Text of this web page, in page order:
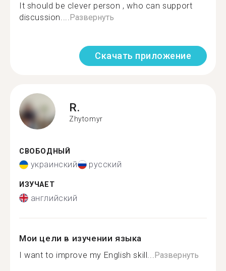
It should be clever person , who can support
discussion.... Развернуть
Скачать приложение
R.
Zhytomyr
СВОБОДНЫЙ
украинский русский
ИЗУЧАЕТ
английский
Мои цели в изучении языка
I want to improve my English skill... Развернуть